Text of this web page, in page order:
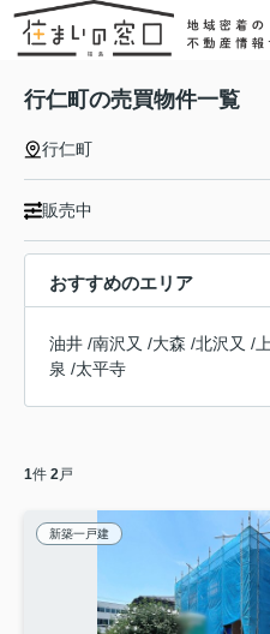
行仁町の売買物件一覧
行仁町
販売中
おすすめのエリア
油井 /南沢又 /大森 /北沢又 /
泉 /太平寺
1件 2戸
新築一戸建